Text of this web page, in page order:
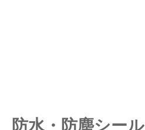
防水・防塵シール